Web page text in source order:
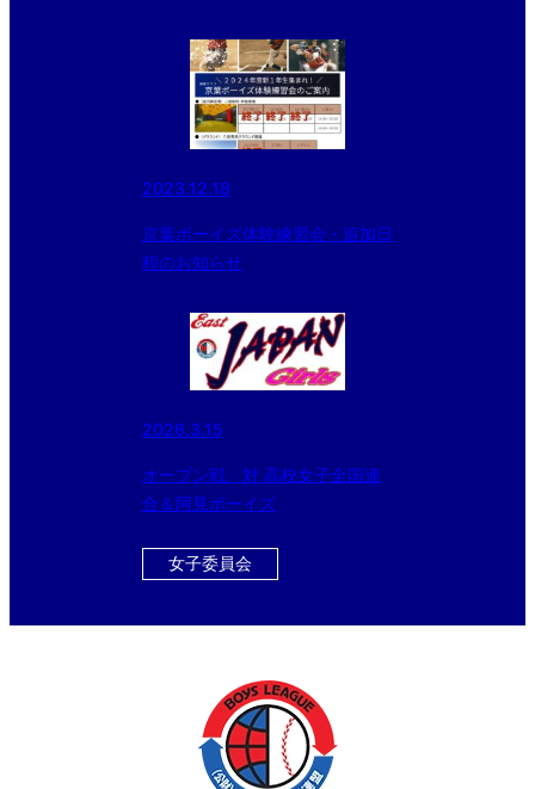
2023.12.18
京葉ボーイズ体験練習会・追加日
程のお知らせ
2026.3.15
オープン戦 対 高校女子全国連
合＆阿見ボーイズ
女子委員会